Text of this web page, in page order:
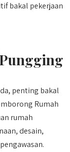
bakal pekerjaan
penting bakal
Rumah
rumah
desain,